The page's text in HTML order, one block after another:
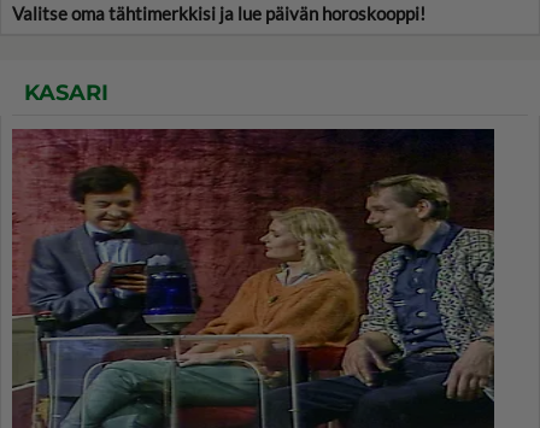
Valitse oma tähtimerkkisi ja lue päivän horoskooppi!
KASARI